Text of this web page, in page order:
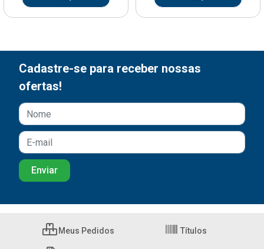
Cadastre-se para receber nossas
ofertas!
Meus Pedidos Títulos